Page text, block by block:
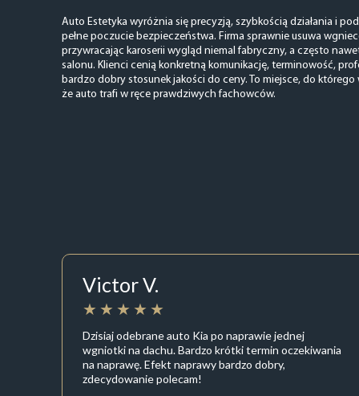
Auto Estetyka wyróżnia się precyzją, szybkością działania i
pełne poczucie bezpieczeństwa. Firma sprawnie usuwa
przywracając karoserii wygląd niemal fabryczny, a często
salonu. Klienci cenią konkretną komunikację, terminowość,
bardzo dobry stosunek jakości do ceny. To miejsce, do którego
że auto trafi w ręce prawdziwych fachowców.
Victor V.
Dzisiaj odebrane auto Kia po naprawie jednej
wgniotki na dachu. Bardzo krótki termin oczekiwania
na naprawę. Efekt naprawy bardzo dobry,
zdecydowanie polecam!